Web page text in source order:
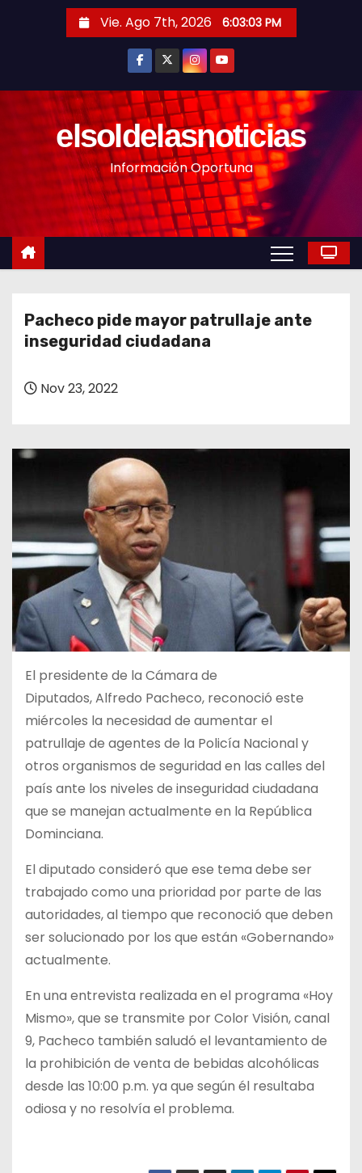
n
Vie. Ago 7th, 2026 6:03:05 PM
elsoldelasnoticias
Información Oportuna
Pacheco pide mayor patrullaje ante
inseguridad ciudadana
Nov 23, 2022
El presidente de la Cámara de
Diputados, Alfredo Pacheco, reconoció este
miércoles la necesidad de aumentar el
patrullaje de agentes de la Policía Nacional y
otros organismos de seguridad en las calles del
país ante los niveles de inseguridad ciudadana
que se manejan actualmente en la República
Dominciana.
El diputado consideró que ese tema debe ser
trabajado como una prioridad por parte de las
autoridades, al tiempo que reconoció que deben
ser solucionado por los que están «Gobernando»
actualmente.
En una entrevista realizada en el programa «Hoy
Mismo», que se transmite por Color Visión, canal
9, Pacheco también saludó el levantamiento de
la prohibición de venta de bebidas alcohólicas
desde las 10:00 p.m. ya que según él resultaba
odiosa y no resolvía el problema.